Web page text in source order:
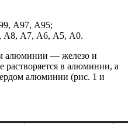
А97, А95;
А8, А7, А6, А5, А0.
алюминии — железо и
растворяется в алюминии, а
алюминии (рис. 1 и